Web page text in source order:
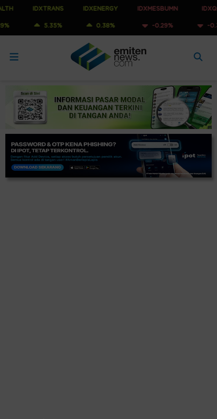
IDXTRANS
5.35%
IDXENERGY
0.38%
IDXMESBUMN
-0.29% -0.39%